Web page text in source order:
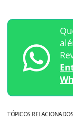
TÓPICOS RELACIONADOS